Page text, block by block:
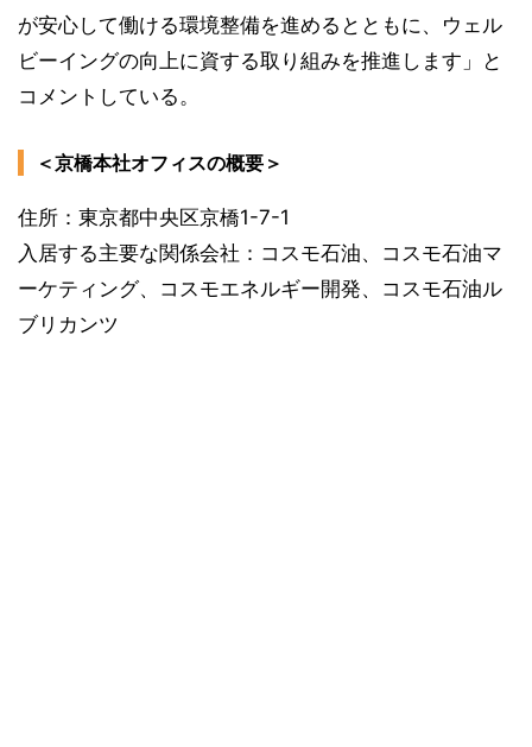
が安心して働ける環境整備を進めるとともに、ウェル
ビーイングの向上に資する取り組みを推進します」と
コメントしている。
＜京橋本社オフィスの概要＞
住所：東京都中央区京橋1-7-1
入居する主要な関係会社：コスモ石油、コスモ石油マ
ーケティング、コスモエネルギー開発、コスモ石油ル
ブリカンツ